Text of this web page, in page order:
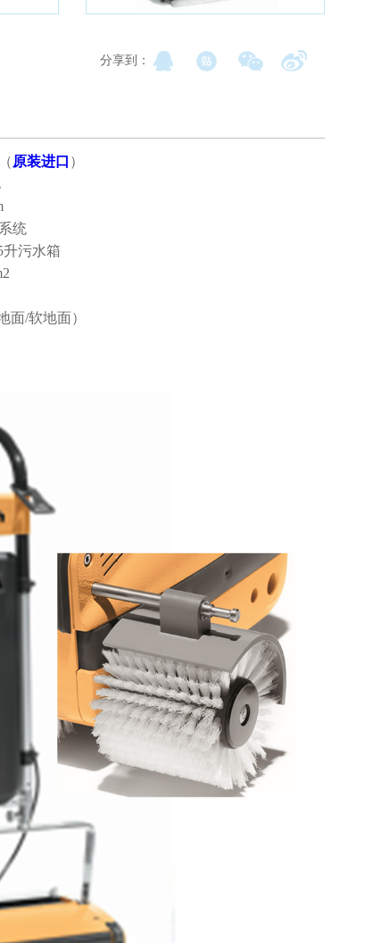
分享到：
原装进口 ）
统
升污水箱
面/软地面）